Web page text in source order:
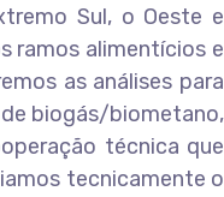
Sul, o Oeste e
ramos alimentícios e
as análises para
biogás/biometano,
técnica que
tecnicamente o